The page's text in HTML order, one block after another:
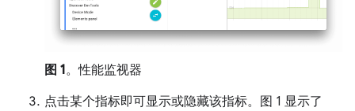
图 1。性能监视器
点击某个指标即可显示或隐藏该指标。图 1 显示了